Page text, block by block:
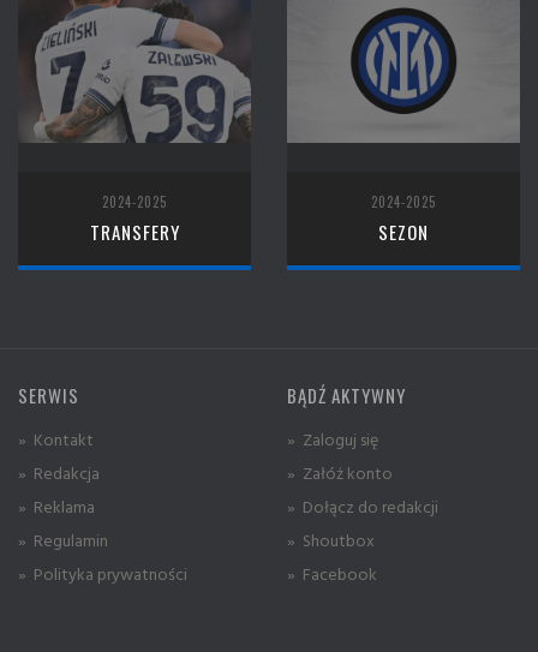
2024-2025
TRANSFERY
2024-2025
SEZON
SERWIS
» Kontakt
» Redakcja
» Reklama
» Regulamin
» Polityka prywatności
BĄDŹ AKTYWNY
» Zaloguj się
» Załóż konto
» Dołącz do redakcji
» Shoutbox
» Facebook